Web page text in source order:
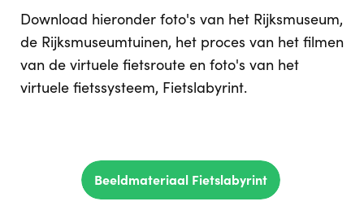
Download hieronder foto's van het Rijksmuseum,
de Rijksmuseumtuinen, het proces van het filmen
van de virtuele fietsroute en foto's van het
virtuele fietssysteem, Fietslabyrint.
Beeldmateriaal Fietslabyrint